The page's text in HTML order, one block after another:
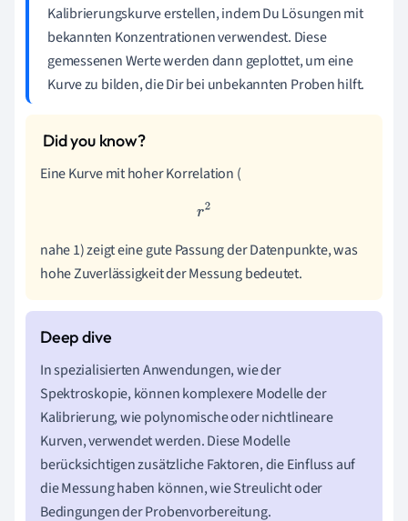
Kalibrierungskurve erstellen, indem Du Lösungen mit
bekannten Konzentrationen verwendest. Diese
gemessenen Werte werden dann geplottet, um eine
Kurve zu bilden, die Dir bei unbekannten Proben hilft.
Eine Kurve mit hoher Korrelation (
r2
nahe 1) zeigt eine gute Passung der Datenpunkte, was
hohe Zuverlässigkeit der Messung bedeutet.
In spezialisierten Anwendungen, wie der
Spektroskopie, können komplexere Modelle der
Kalibrierung, wie polynomische oder nichtlineare
Kurven, verwendet werden. Diese Modelle
berücksichtigen zusätzliche Faktoren, die Einfluss auf
die Messung haben können, wie Streulicht oder
Bedingungen der Probenvorbereitung.